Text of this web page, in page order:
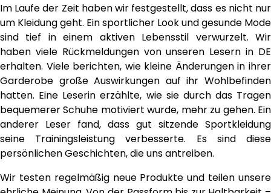
Im Laufe der Zeit haben wir festgestellt, dass es nicht nur
um Kleidung geht. Ein sportlicher Look und gesunde Mode
sind tief in einem aktiven Lebensstil verwurzelt. Wir
haben viele Rückmeldungen von unseren Lesern in DE
erhalten. Viele berichten, wie kleine Änderungen in ihrer
Garderobe große Auswirkungen auf ihr Wohlbefinden
hatten. Eine Leserin erzählte, wie sie durch das Tragen
bequemerer Schuhe motiviert wurde, mehr zu gehen. Ein
anderer Leser fand, dass gut sitzende Sportkleidung
seine Trainingsleistung verbesserte. Es sind diese
persönlichen Geschichten, die uns antreiben.
Wir testen regelmäßig neue Produkte und teilen unsere